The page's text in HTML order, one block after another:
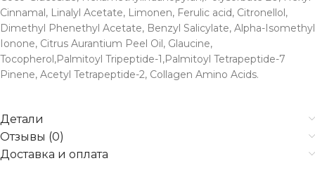
Cinnamal, Linalyl Acetate, Limonen, Ferulic acid, Citronellol,
Dimethyl Phenethyl Acetate, Benzyl Salicylate, Alpha-Isomethyl
Ionone, Citrus Aurantium Peel Oil, Glaucine,
Tocopherol,Palmitoyl Tripeptide-1,Palmitoyl Tetrapeptide-7
Pinene, Acetyl Tetrapeptide-2, Collagen Amino Acids.
Детали
Отзывы (0)
Доставка и оплата